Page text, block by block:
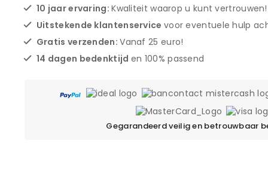
10 jaar ervaring:Kwaliteit waarop u kunt vertrouwen!
Uitstekende klantenservice voor eventuele hulp
Gratis verzenden:Vanaf 25 euro!
14 dagen bedenktijd en 100% passend
Gegarandeerd veilig en betrouwbaar